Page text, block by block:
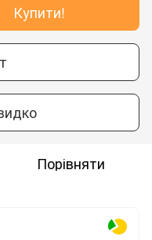
Купити!
Порівняти